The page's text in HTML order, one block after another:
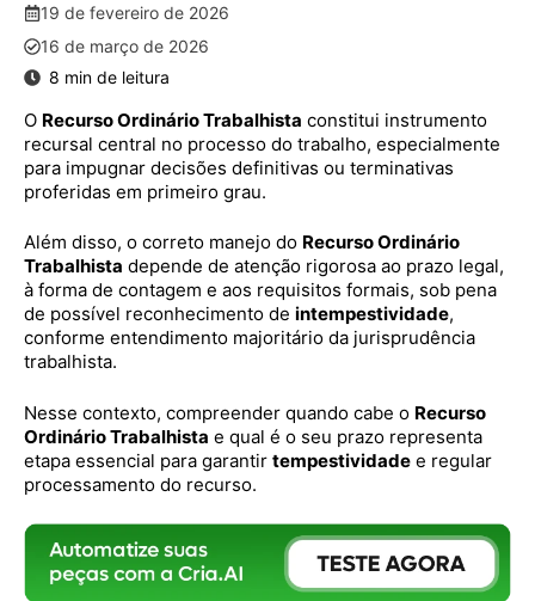
19 de fevereiro de 2026
16 de março de 2026
O Recurso Ordinário Trabalhista constitui instrumento
recursal central no processo do trabalho, especialmente
para impugnar decisões definitivas ou terminativas
proferidas em primeiro grau.
Além disso, o correto manejo do Recurso Ordinário
Trabalhista depende de atenção rigorosa ao prazo legal,
à forma de contagem e aos requisitos formais, sob pena
de possível reconhecimento de intempestividade,
conforme entendimento majoritário da jurisprudência
trabalhista.
Nesse contexto, compreender quando cabe o Recurso
Ordinário Trabalhista e qual é o seu prazo representa
etapa essencial para garantir tempestividade e regular
processamento do recurso.